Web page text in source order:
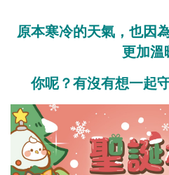
原本寒冷的天氣，也因
更加溫
你呢？有沒有想一起